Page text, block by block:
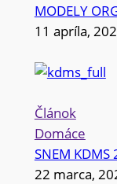
MODELY
11 apríla,
Článok
Domáce
SNEM KDMS
22 marca,